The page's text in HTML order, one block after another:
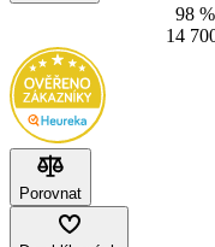
98
14
Porovnat